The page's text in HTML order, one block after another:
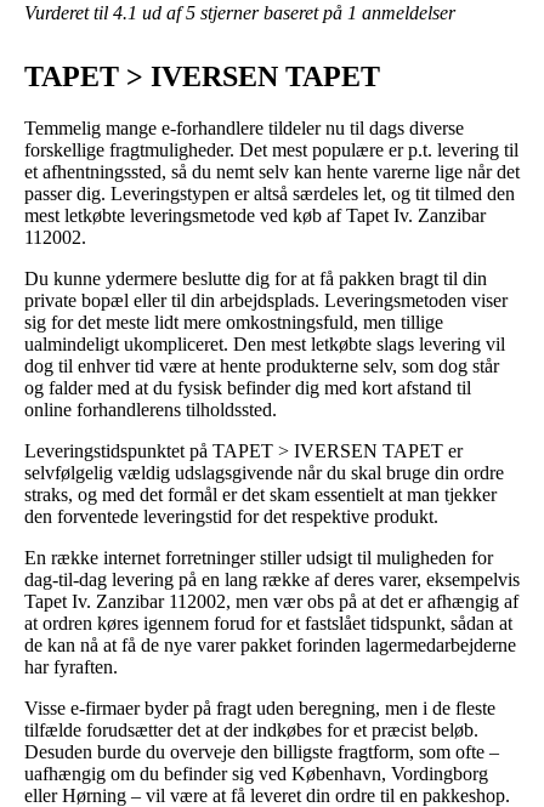
Vurderet til 4.1 ud af 5 stjerner baseret på 1 anmeldelser
TAPET > IVERSEN TAPET
Temmelig mange e-forhandlere tildeler nu til dags diverse
forskellige fragtmuligheder. Det mest populære er p.t. levering til
et afhentningssted, så du nemt selv kan hente varerne lige når det
passer dig. Leveringstypen er altså særdeles let, og tit tilmed den
mest letkøbte leveringsmetode ved køb af Tapet Iv. Zanzibar
112002.
Du kunne ydermere beslutte dig for at få pakken bragt til din
private bopæl eller til din arbejdsplads. Leveringsmetoden viser
sig for det meste lidt mere omkostningsfuld, men tillige
ualmindeligt ukompliceret. Den mest letkøbte slags levering vil
dog til enhver tid være at hente produkterne selv, som dog står
og falder med at du fysisk befinder dig med kort afstand til
online forhandlerens tilholdssted.
Leveringstidspunktet på TAPET > IVERSEN TAPET er
selvfølgelig vældig udslagsgivende når du skal bruge din ordre
straks, og med det formål er det skam essentielt at man tjekker
den forventede leveringstid for det respektive produkt.
En række internet forretninger stiller udsigt til muligheden for
dag-til-dag levering på en lang række af deres varer, eksempelvis
Tapet Iv. Zanzibar 112002, men vær obs på at det er afhængig af
at ordren køres igennem forud for et fastslået tidspunkt, sådan at
de kan nå at få de nye varer pakket forinden lagermedarbejderne
har fyraften.
Visse e-firmaer byder på fragt uden beregning, men i de fleste
tilfælde forudsætter det at der indkøbes for et præcist beløb.
Desuden burde du overveje den billigste fragtform, som ofte –
uafhængig om du befinder sig ved København, Vordingborg
eller Hørning – vil være at få leveret din ordre til en pakkeshop.